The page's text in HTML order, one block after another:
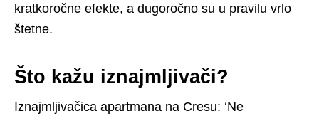
kratkoročne efekte, a dugoročno su u pravilu vrlo
štetne.
Što kažu iznajmljivači?
Iznajmljivačica apartmana na Cresu: ‘Ne